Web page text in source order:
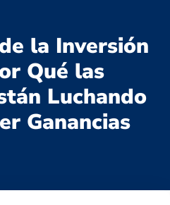
la Inversión
Qué las
Luchando
Ganancias